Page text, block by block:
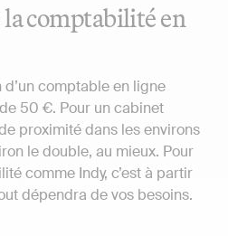
comptabilité en
comptable en ligne
50 €. Pour un cabinet
proximité dans les environs
le double, au mieux. Pour
comme Indy, c’est à partir
dépendra de vos besoins.